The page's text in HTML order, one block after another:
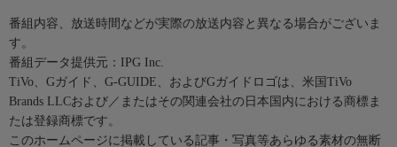
番組内容、放送時間などが実際の放送内容と異なる場合がございま
す。
番組データ提供元：IPG Inc.
TiVo、Gガイド、G-GUIDE、およびGガイドロゴは、米国TiVo
Brands LLCおよび／またはその関連会社の日本国内における商標ま
たは登録商標です。
このホームページに掲載している記事・写真等あらゆる素材の無断